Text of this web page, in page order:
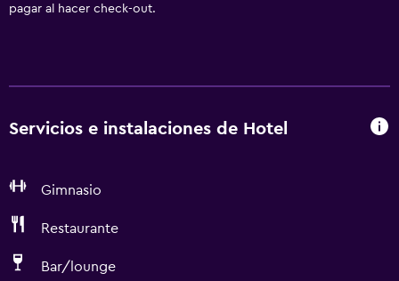
pagar al hacer check-out.
Servicios e instalaciones de Hotel
Gimnasio
Restaurante
Bar/lounge